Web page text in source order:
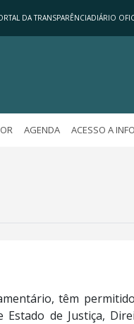
DA TRANSPARÊNCIADIÁRIO
AGENDA ACESSO A
têm
de Justiça,